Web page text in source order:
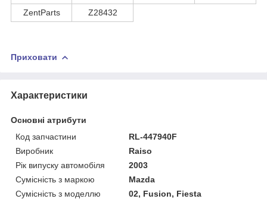
ZentParts
Z28432
Приховати
Характеристики
Основні атрибути
Код запчастини
RL-447940F
Виробник
Raiso
Рік випуску автомобіля
2003
Сумісність з маркою
Mazda
Сумісність з моделлю
02, Fusion, Fiesta